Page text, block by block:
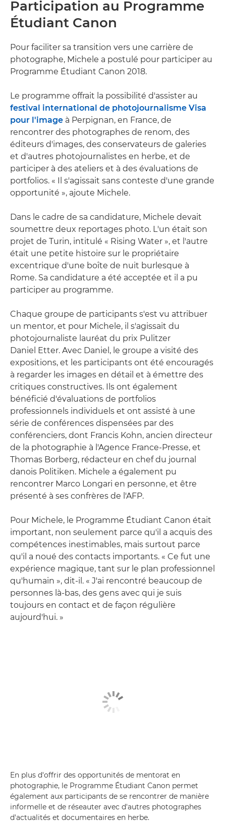
Participation au Programme
Étudiant Canon
Pour faciliter sa transition vers une carrière de
photographe, Michele a postulé pour participer au
Programme Étudiant Canon 2018.
Le programme offrait la possibilité d'assister au
festival international de photojournalisme Visa
pour l'image à Perpignan, en France, de
rencontrer des photographes de renom, des
éditeurs d'images, des conservateurs de galeries
et d'autres photojournalistes en herbe, et de
participer à des ateliers et à des évaluations de
portfolios. « Il s'agissait sans conteste d'une grande
opportunité », ajoute Michele.
Dans le cadre de sa candidature, Michele devait
soumettre deux reportages photo. L'un était son
projet de Turin, intitulé « Rising Water », et l'autre
était une petite histoire sur le propriétaire
excentrique d'une boîte de nuit burlesque à
Rome. Sa candidature a été acceptée et il a pu
participer au programme.
Chaque groupe de participants s'est vu attribuer
un mentor, et pour Michele, il s'agissait du
photojournaliste lauréat du prix Pulitzer
Daniel Etter. Avec Daniel, le groupe a visité des
expositions, et les participants ont été encouragés
à regarder les images en détail et à émettre des
critiques constructives. Ils ont également
bénéficié d'évaluations de portfolios
professionnels individuels et ont assisté à une
série de conférences dispensées par des
conférenciers, dont Francis Kohn, ancien directeur
de la photographie à l'Agence France-Presse, et
Thomas Borberg, rédacteur en chef du journal
danois Politiken. Michele a également pu
rencontrer Marco Longari en personne, et être
présenté à ses confrères de l'AFP.
Pour Michele, le Programme Étudiant Canon était
important, non seulement parce qu'il a acquis des
compétences inestimables, mais surtout parce
qu'il a noué des contacts importants. « Ce fut une
expérience magique, tant sur le plan professionnel
qu'humain », dit-il. « J'ai rencontré beaucoup de
personnes là-bas, des gens avec qui je suis
toujours en contact et de façon régulière
aujourd'hui. »
En plus d'offrir des opportunités de mentorat en
photographie, le Programme Étudiant Canon permet
également aux participants de se rencontrer de manière
informelle et de réseauter avec d'autres photographes
d'actualités et documentaires en herbe.